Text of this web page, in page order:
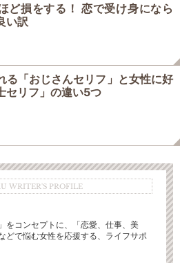
ど損をする！ 恋で受け身になら
い訳
る「おじさんセリフ」と女性に好
セリフ」の違い5つ
WRITER'S PROFILE
をコンセプトに、「恋愛、仕事、美
どで悩む女性を応援する、ライフサポ